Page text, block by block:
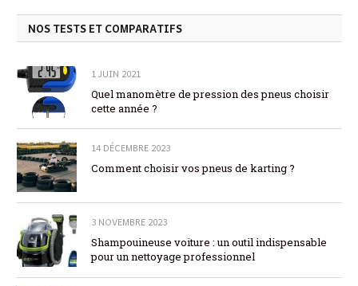
NOS TESTS ET COMPARATIFS
1 JUIN 2021
Quel manomètre de pression des pneus choisir
cette année ?
14 DÉCEMBRE 2023
Comment choisir vos pneus de karting ?
3 NOVEMBRE 2023
Shampouineuse voiture : un outil indispensable
pour un nettoyage professionnel